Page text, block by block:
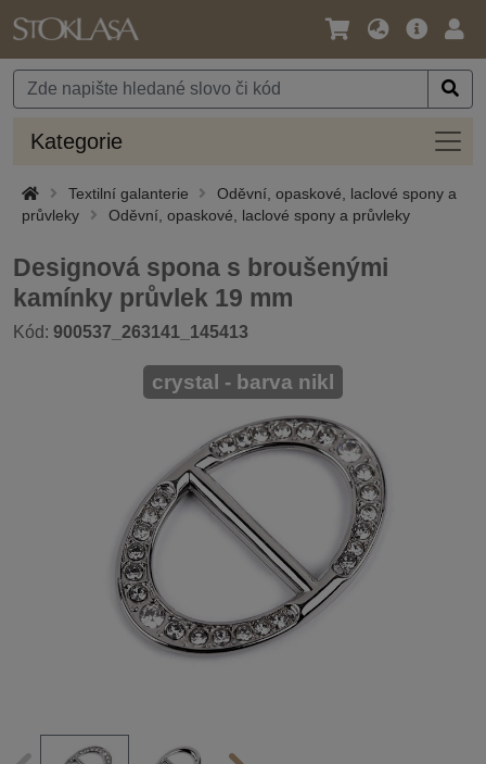
Jazyk
Měna
Hlavní
Kategorie
Textilní galanterie
Oděvní, opaskové, laclové spony a
průvleky
Oděvní, opaskové, laclové spony a průvleky
Designová spona s broušenými
kamínky průvlek 19 mm
Kód: 900537_263141_145413
crystal - barva nikl